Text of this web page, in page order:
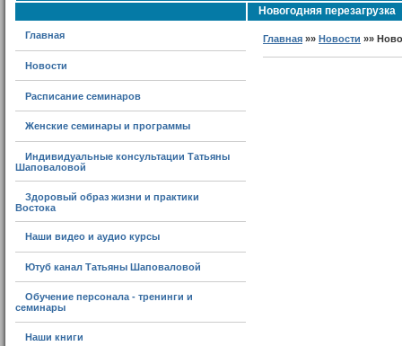
Главная
Новости
Расписание семинаров
Женские семинары и программы
Индивидуальные консультации Татьяны
Шаповаловой
Здоровый образ жизни и практики
Востока
Наши видео и аудио курсы
Ютуб канал Татьяны Шаповаловой
Обучение персонала - тренинги и
семинары
Наши книги
Новогодняя перезагрузка
Главная »»Новости »»